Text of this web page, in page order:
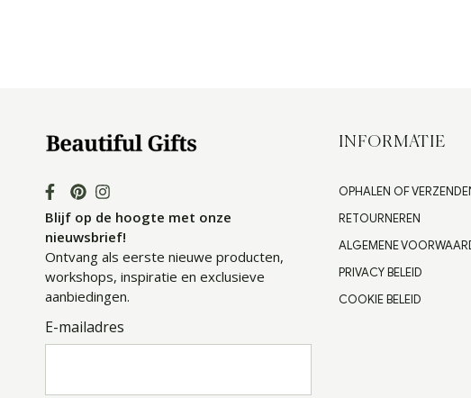
Blijf op de hoogte met onze
nieuwsbrief!
Ontvang als eerste nieuwe producten,
workshops, inspiratie en exclusieve
aanbiedingen.
E-mailadres
INFORMATIE
OPHALEN OF
RETOURNEREN
ALGEMENE
PRIVACY BELEID
COOKIE BELEID